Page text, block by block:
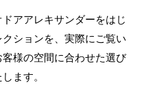
アアレキサンダーをはじ
ションを、実際にご覧い
様の空間に合わせた選び
ます。